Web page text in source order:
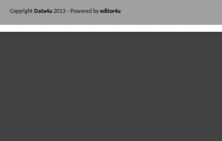
Copyright Data4u 2013 - Powered by editor4u